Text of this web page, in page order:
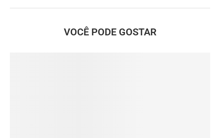
VOCÊ PODE GOSTAR